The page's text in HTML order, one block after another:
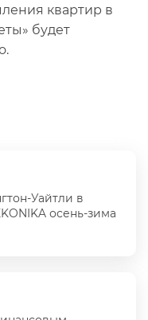
Уайтли в
осень-зима
квартир в
будет